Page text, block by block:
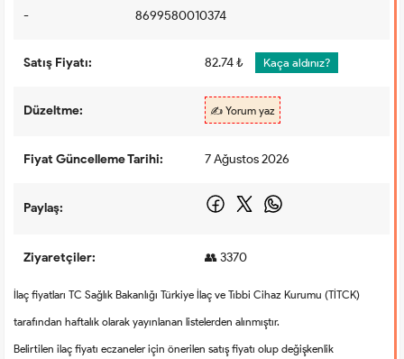
- 8699580010374
Satış Fiyatı: 82.74 ₺ Kaça aldınız?
Düzeltme: ✍️ Yorum yaz
Fiyat Güncelleme Tarihi: 7 Ağustos 2026
Paylaş:
Ziyaretçiler: 👥 3370
İlaç fiyatları TC Sağlık Bakanlığı Türkiye İlaç ve Tıbbi Cihaz Kurumu (TİTCK)
tarafından haftalık olarak yayınlanan listelerden alınmıştır.
Belirtilen ilaç fiyatı eczaneler için önerilen satış fiyatı olup değişkenlik